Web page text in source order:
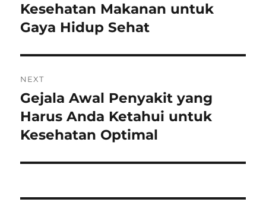
post:
Kesehatan Makanan untuk
Gaya Hidup Sehat
NEXT
Next
post:
Gejala Awal Penyakit yang
Harus Anda Ketahui untuk
Kesehatan Optimal